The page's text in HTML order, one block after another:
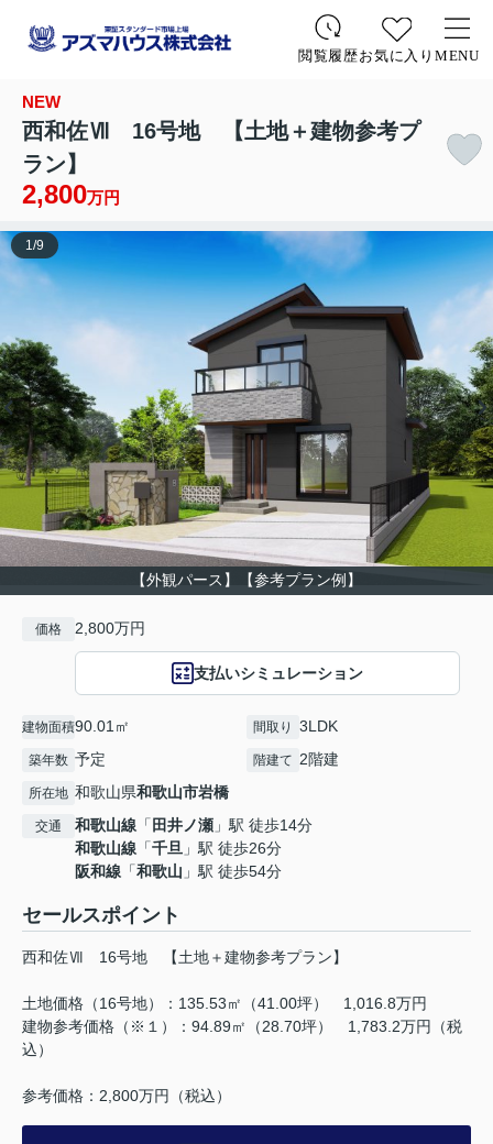
閲覧履歴お気に入り MENU
NEW
西和佐Ⅶ 16号地 【土地＋建物参考プ
ラン】
2,800万円
【外観パース】【参考プラン例】
1 /9
価格 2,800万円
支払いシミュレーション
建物面積90.01㎡ 間取り 3LDK
築年数 予定 階建て 2階建
所在地 和歌山県和歌山市岩橋
交通 和歌山線 「 田井ノ瀬 」駅 徒歩14分
和歌山線 「千旦 」駅 徒歩26分
阪和線 「和歌山 」駅 徒歩54分
セールスポイント
西和佐Ⅶ 16号地 【土地＋建物参考プラン】
土地価格（16号地）：135.53㎡（41.00坪） 1,016.8万円
建物参考価格（※１）：94.89㎡（28.70坪） 1,783.2万円（税
込）
参考価格：2,800万円（税込）